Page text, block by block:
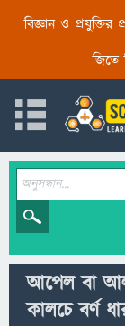
বিজ্ঞান ও প্রযুক্তির
জিতে
আপেল বা আলু
কালচে বর্ণ